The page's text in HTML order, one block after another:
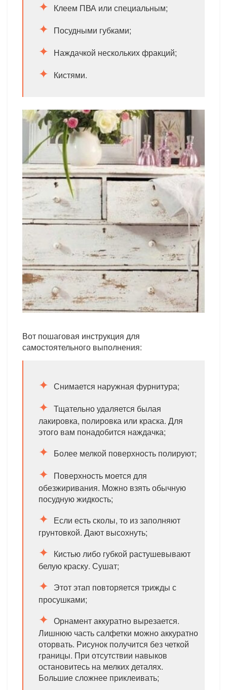
Клеем ПВА или специальным;
Посудными губками;
Наждачкой нескольких фракций;
Кистями.
Вот пошаговая инструкция для
самостоятельного выполнения:
Снимается наружная фурнитура;
Тщательно удаляется былая
лакировка, полировка или краска. Для
этого вам понадобится наждачка;
Более мелкой поверхность полируют;
Поверхность моется для
обезжиривания. Можно взять обычную
посудную жидкость;
Если есть сколы, то из заполняют
грунтовкой. Дают высохнуть;
Кистью либо губкой растушевывают
белую краску. Сушат;
Этот этап повторяется трижды с
просушками;
Орнамент аккуратно вырезается.
Лишнюю часть салфетки можно аккуратно
оторвать. Рисунок получится без четкой
границы. При отсутствии навыков
остановитесь на мелких деталях.
Большие сложнее приклеивать;